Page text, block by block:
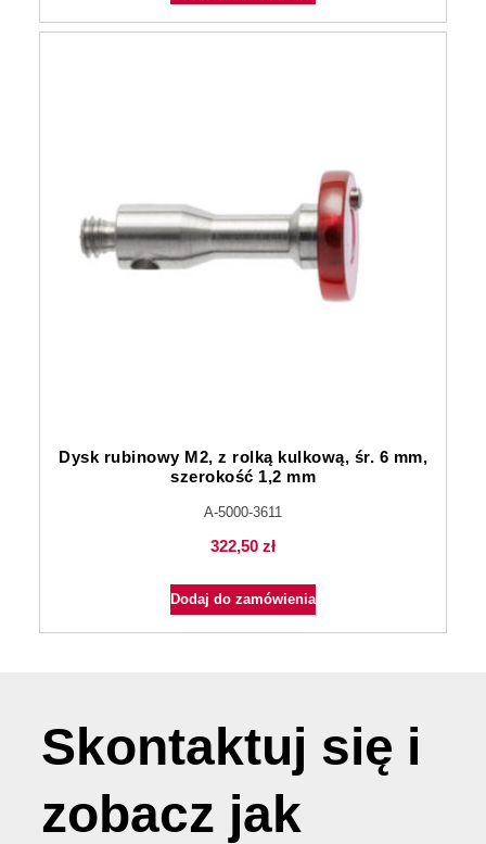
Dysk rubinowy M2, z rolką kulkową, śr. 6 mm,
szerokość 1,2 mm
A-5000-3611
322,50 zł
Dodaj do zamówienia
Skontaktuj się i
zobacz jak